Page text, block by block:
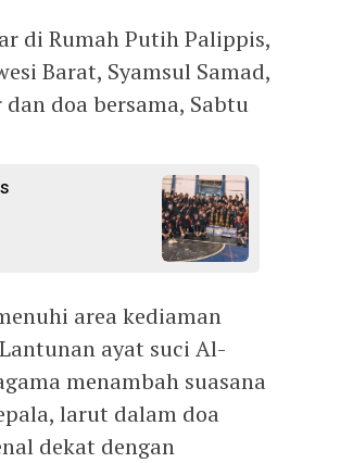
di Rumah Putih Palippis,
Barat, Syamsul Samad,
doa bersama, Sabtu
area kediaman
ayat suci Al-
menambah suasana
larut dalam doa
dekat dengan